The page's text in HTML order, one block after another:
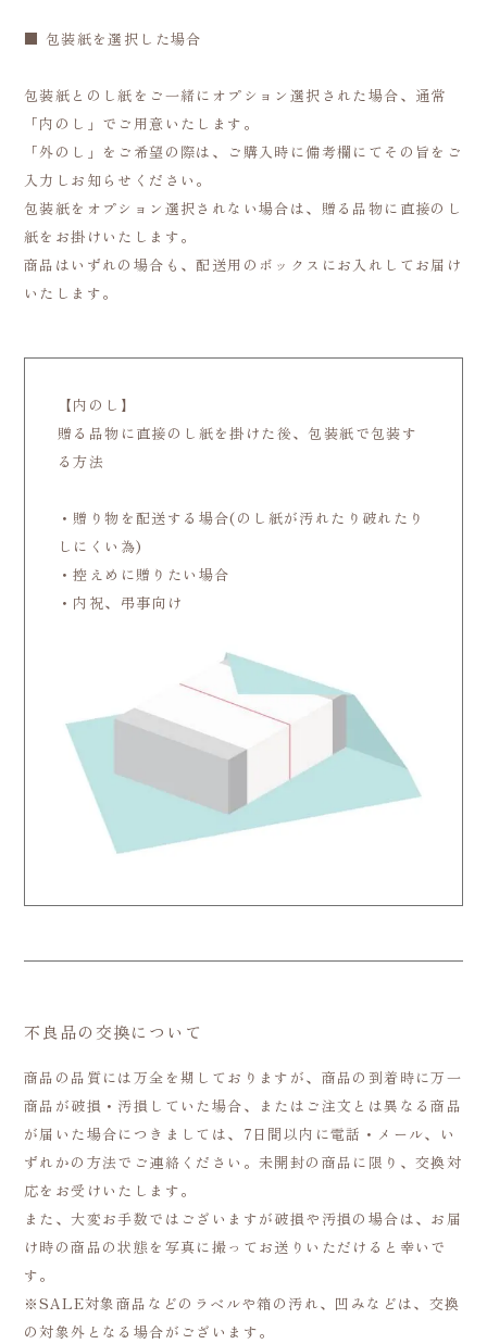
■ 包装紙を選択した場合
包装紙とのし紙をご一緒にオプション選択された場合、通常
「内のし」でご用意いたします。
「外のし」をご希望の際は、ご購入時に備考欄にてその旨をご
入力しお知らせください。
包装紙をオプション選択されない場合は、贈る品物に直接のし
紙をお掛けいたします。
商品はいずれの場合も、配送用のボックスにお入れしてお届け
いたします。
【内のし】
贈る品物に直接のし紙を掛けた後、包装紙で包装す
る方法
・贈り物を配送する場合(のし紙が汚れたり破れたり
しにくい為)
・控えめに贈りたい場合
・内祝、弔事向け
不良品の交換について
商品の品質には万全を期しておりますが、商品の到着時に万一
商品が破損・汚損していた場合、またはご注文とは異なる商品
が届いた場合につきましては、7日間以内に電話・メール、い
ずれかの方法でご連絡ください。未開封の商品に限り、交換対
応をお受けいたします。
また、大変お手数ではございますが破損や汚損の場合は、お届
け時の商品の状態を写真に撮ってお送りいただけると幸いで
す。
※SALE対象商品などのラベルや箱の汚れ、凹みなどは、交換
の対象外となる場合がございます。